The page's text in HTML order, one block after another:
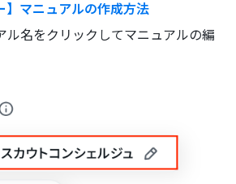
】マニュアルの作成方法
ル名をクリックしてマニュアルの編